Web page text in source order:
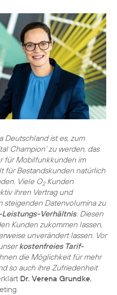
Deutschland ist es, zum
Champion‘zu werden, das
für Mobilfunkkunden im
für Bestandskunden natürlich
Viele O2Kunden
ihren Vertrag und
steigenden Datenvolumina zu
Verhältnis. Diesen
Kunden zukommen lassen,
unverändert lassen. Vor
kostenfreies Tarif-
die Möglichkeit für mehr
so auch ihre Zufriedenheit
Dr. Verena Grundke,